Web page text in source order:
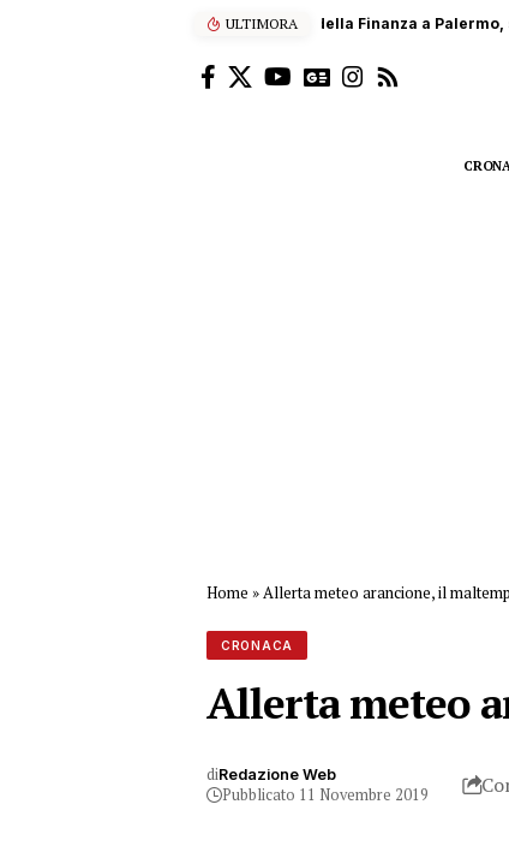
ULTIMORA Scalatore francese di
Home »Allerta meteo arancione, il
CRONACA
Allerta meteo
diRedazione Web
Pubblicato 11 Novembre 2019